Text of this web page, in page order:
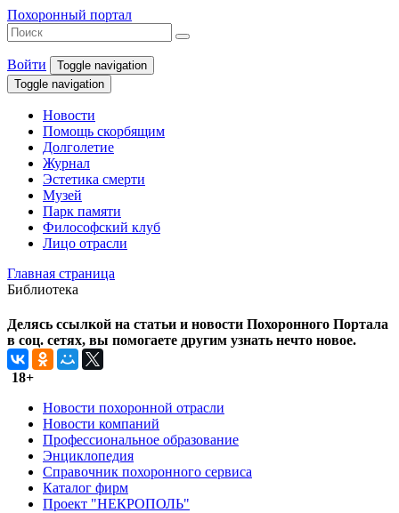
Похоронный портал
Войти
Toggle navigation
Toggle navigation
Новости
Помощь скорбящим
Долголетие
Журнал
Эстетика смерти
Музей
Парк памяти
Философский клуб
Лицо отрасли
Главная страница
Библиотека
Делясь ссылкой на статьи и новости Похоронного Портала
в соц. сетях, вы помогаете другим узнать нечто новое.
18+
Новости похоронной отрасли
Новости компаний
Профессиональное образование
Энциклопедия
Справочник похоронного сервиса
Каталог фирм
Проект "НЕКРОПОЛЬ"